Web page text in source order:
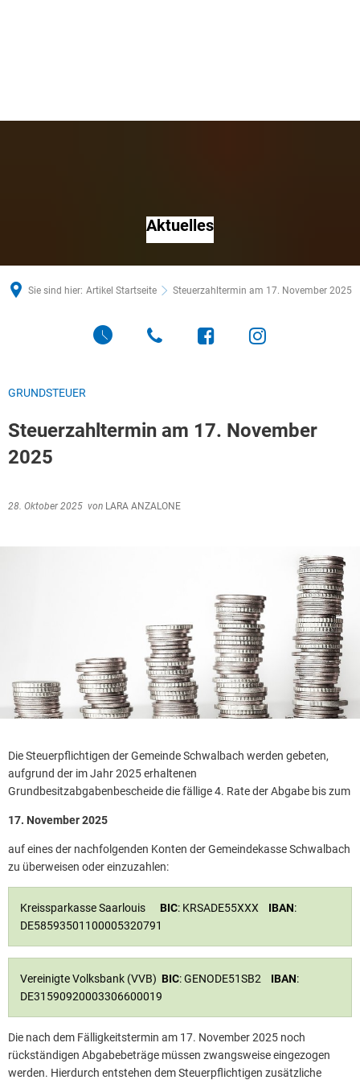
Aktuelles
Sie sind hier: Artikel Startseite Steuerzahltermin am 17. November 2025
GRUNDSTEUER
Steuerzahltermin am 17. November
2025
28. Oktober 2025 von LARA ANZALONE
Die Steuerpflichtigen der Gemeinde Schwalbach werden gebeten,
aufgrund der im Jahr 2025 erhaltenen
Grundbesitzabgabenbescheide die fällige 4. Rate der Abgabe bis zum
17. November 2025
auf eines der nachfolgenden Konten der Gemeindekasse Schwalbach
zu überweisen oder einzuzahlen:
Kreissparkasse Saarlouis BIC: KRSADE55XXX IBAN:
DE58593501100005320791
Vereinigte Volksbank (VVB) BIC: GENODE51SB2 IBAN:
DE31590920003306600019
Die nach dem Fälligkeitstermin am 17. November 2025 noch
rückständigen Abgabebeträge müssen zwangsweise eingezogen
werden. Hierdurch entstehen dem Steuerpflichtigen zusätzliche